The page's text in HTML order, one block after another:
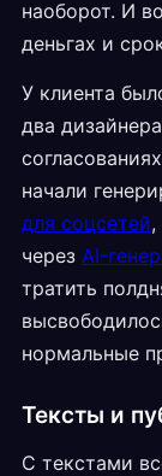
наоборот. И
деньгах и
У клиента
два
начали
для соцсетей,
через AI-
тратить
нормальные
Тексты и
С текстами